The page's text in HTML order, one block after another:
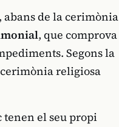
abans de la cerimònia
, que comprova
Segons la
religiosa
tenen el seu propi